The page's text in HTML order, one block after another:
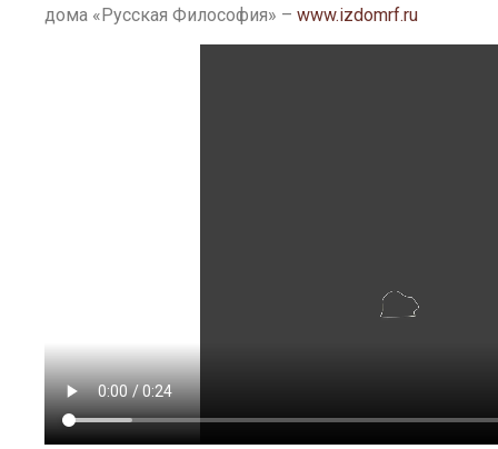
дома «Русская Философия» – www.izdomrf.ru